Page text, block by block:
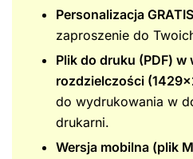
Personalizacja GRATIS
zaproszenie do
Plik do druku (PDF) w
rozdzielczości
do wydrukowania w
drukarni.
Wersja mobilna (plik